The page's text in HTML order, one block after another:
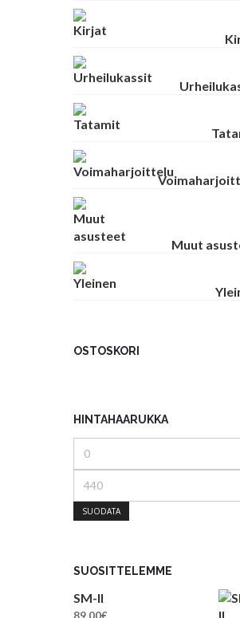
Muut
OSTOSKORI
HINTAHAARUKKA
SUODATA
SUOSITTELEMME
SM-II